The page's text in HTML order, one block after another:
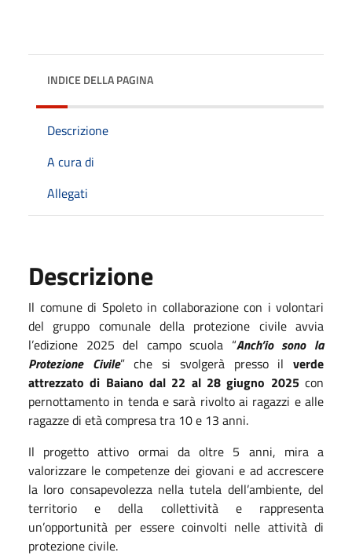
INDICE DELLA PAGINA
Descrizione
A cura di
Allegati
Descrizione
Il comune di Spoleto in collaborazione con i volontari
del gruppo comunale della protezione civile avvia
l’edizione 2025 del campo scuola “Anch’io sono la
Protezione Civile” che si svolgerà presso ilverde
attrezzato di Baiano dal 22 al 28 giugno 2025con
pernottamento in tenda e sarà rivolto ai ragazzi e alle
ragazze di età compresa tra 10 e 13 anni.
Il progetto attivo ormai da oltre 5 anni, mira a
valorizzare le competenze dei giovani e ad accrescere
la loro consapevolezza nella tutela dell’ambiente, del
territorio e della collettività e rappresenta
un’opportunità per essere coinvolti nelle attività di
protezione civile.